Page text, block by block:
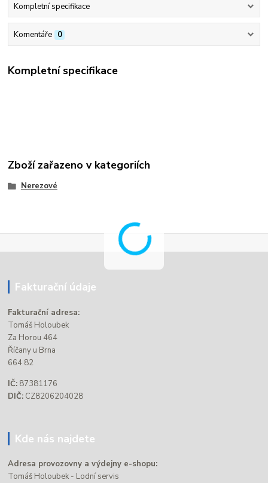
Kompletní specifikace
Komentáře 0
Kompletní specifikace
Zboží zařazeno v kategoriích
Nerezové
Fakturační údaje
Fakturační adresa:
Tomáš Holoubek
Za Horou 464
Říčany u Brna
664 82
IČ: 87381176
DIČ: CZ8206204028
Kde nás najdete
Adresa provozovny a výdejny e-shopu:
Tomáš Holoubek - Lodní servis